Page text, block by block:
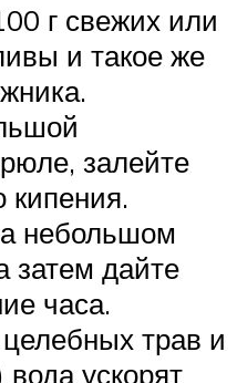
г свежих или
и такое же
залейте
кипения.
небольшом
затем дайте
часа.
трав и
ускорят